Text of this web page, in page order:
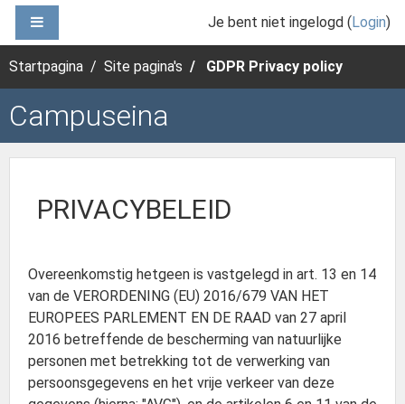
Ga naar hoofdinhoud
Je bent niet ingelogd (Login)
Startpagina Site pagina's GDPR Privacy policy
Campuseina
PRIVACYBELEID
Overeenkomstig hetgeen is vastgelegd in art. 13 en 14
van de VERORDENING (EU) 2016/679 VAN HET
EUROPEES PARLEMENT EN DE RAAD van 27 april
2016 betreffende de bescherming van natuurlijke
personen met betrekking tot de verwerking van
persoonsgegevens en het vrije verkeer van deze